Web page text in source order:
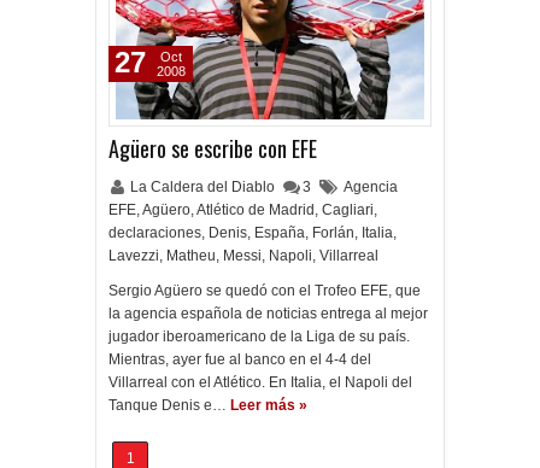
Agüero se escribe con EFE
La Caldera del Diablo 3
Agencia
EFE,Agüero,Atlético de Madrid , Cagliari,
declaraciones, Denis, España, Forlán, Italia,
Lavezzi, Matheu, Messi, Napoli, Villarreal
Sergio Agüero se quedó con el Trofeo EFE, que
la agencia española de noticias entrega al mejor
jugador iberoamericano de la Liga de su país.
Mientras, ayer fue al banco en el 4-4 del
Villarreal con el Atlético. En Italia, el Napoli del
Tanque Denis e… Leer más »
27
Oct
2008
1